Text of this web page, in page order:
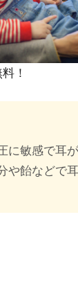
！
に敏感で耳
や飴などで